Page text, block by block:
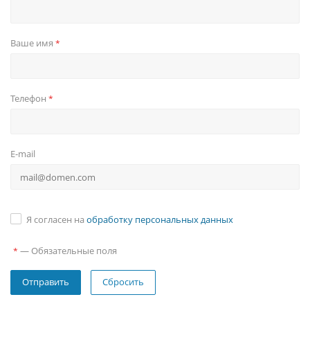
Ваше имя *
Телефон *
E-mail
Я согласен на обработку персональных данных
* — Обязательные поля
Сбросить